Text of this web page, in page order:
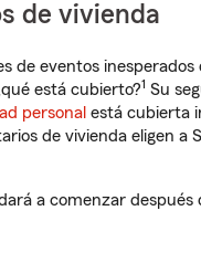
de vivienda
de eventos
está cubierto?1 Su
personal está cubierta
de vivienda eligen
a comenzar